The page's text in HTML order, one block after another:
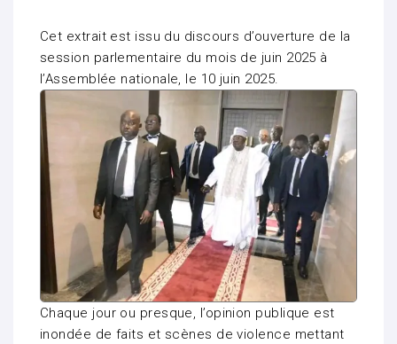
Cet extrait est issu du discours d’ouverture de la
session parlementaire du mois de juin 2025 à
l’Assemblée nationale, le 10 juin 2025.
Chaque jour ou presque, l’opinion publique est
inondée de faits et scènes de violence mettant